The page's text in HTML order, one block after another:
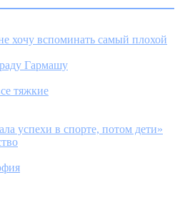
хочу вспоминать самый плохой
Гармашу
тяжкие
успехи в спорте, потом дети»